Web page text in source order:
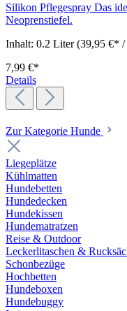
Silikon Pflegespray Das
Neoprenstiefel.
Inhalt: 0.2 Liter(39,95 €*
7,99 €*
Details
Zur Kategorie Hunde
Liegeplätze
Kühlmatten
Hundebetten
Hundedecken
Hundekissen
Hundematratzen
Reise & Outdoor
Leckerlitaschen &
Schonbezüge
Hochbetten
Hundeboxen
Hundebuggy